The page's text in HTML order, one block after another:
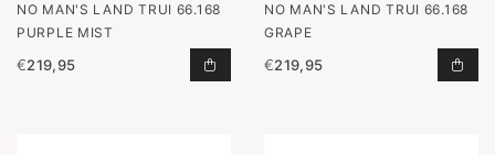
NO MAN'S LAND TRUI 66.168
PURPLE MIST
€219,95 TRUI 66.168 PURPLE MIST
NO MAN'S LAND TRUI 66.168
GRAPE
€219,95